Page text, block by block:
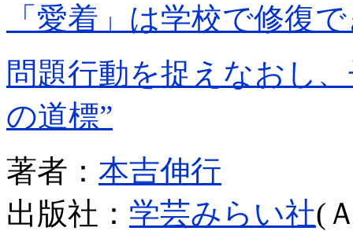
「愛着」は学校で修復
問題行動を捉えなおし
の道標”
著者： 本吉伸行
出版社： 学芸みらい社(